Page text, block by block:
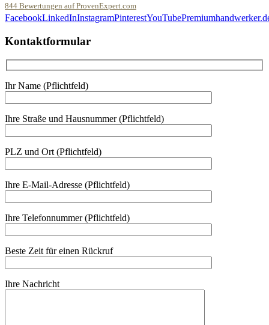
844 Bewertungen auf ProvenExpert.com
FacebookLinkedInInstagramPinterestYouTube
Kontaktformular
Ihr Name (Pflichtfeld)
Ihre Straße und Hausnummer (Pflichtfeld)
PLZ und Ort (Pflichtfeld)
Ihre E-Mail-Adresse (Pflichtfeld)
Ihre Telefonnummer (Pflichtfeld)
Beste Zeit für einen Rückruf
Ihre Nachricht